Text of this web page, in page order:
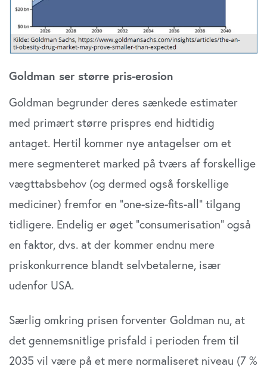
Goldman ser større pris-erosion
Goldman begrunder deres sænkede estimater
med primært større prispres end hidtidig
antaget. Hertil kommer nye antagelser om et
mere segmenteret marked på tværs af forskellige
vægttabsbehov (og dermed også forskellige
mediciner) fremfor en ”one-size-fits-all” tilgang
tidligere. Endelig er øget ”consumerisation” også
en faktor, dvs. at der kommer endnu mere
priskonkurrence blandt selvbetalerne, især
udenfor USA.
Særlig omkring prisen forventer Goldman nu, at
det gennemsnitlige prisfald i perioden frem til
2035 vil være på et mere normaliseret niveau (7 %